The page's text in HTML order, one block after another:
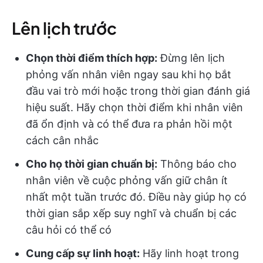
Lên lịch trước
Chọn thời điểm thích hợp: Đừng lên lịch
phỏng vấn nhân viên ngay sau khi họ bắt
đầu vai trò mới hoặc trong thời gian đánh giá
hiệu suất. Hãy chọn thời điểm khi nhân viên
đã ổn định và có thể đưa ra phản hồi một
cách cân nhắc
Cho họ thời gian chuẩn bị: Thông báo cho
nhân viên về cuộc phỏng vấn giữ chân ít
nhất một tuần trước đó. Điều này giúp họ có
thời gian sắp xếp suy nghĩ và chuẩn bị các
câu hỏi có thể có
Cung cấp sự linh hoạt: Hãy linh hoạt trong